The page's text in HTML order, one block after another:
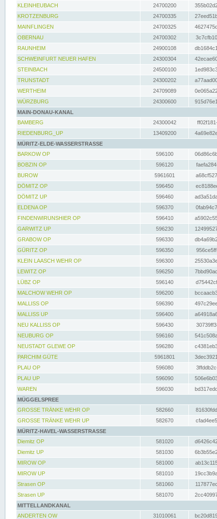
KLEINHEUBACH 24700200
KROTZENBURG
24700335
MAINFLINGEN
24700325
OBERNAU
24700302
RAUNHEIM
24900108
SCHWEINFURT NEUER HAFEN
24300304
STEINBACH
24500100
TRUNSTADT
24300202
WERTHEIM
24709089
WÜRZBURG
24300600
MAIN-DONAU-KANAL
BAMBERG
24300042
RIEDENBURG_UP
13409200
MÜRITZ-ELDE-WASSERSTRASSE
BARKOW OP
596100
BOBZIN OP
596120
BUROW
5961601
DÖMITZ OP
596450
DÖMITZ UP
596460
ELDENA OP
596370
FINDENWIRUNSHIER OP
596410
GARWITZ UP
596230
GRABOW OP
596330
GÜRITZ OP
596350
KLEIN LAASCH WEHR OP
596300
LEWITZ OP
596250
LÜBZ OP
596140
MALCHOW WEHR OP
596200
MALLISS OP
596390
MALLISS UP
596400
NEU KALLISS OP
596430
NEUBURG OP
596160
NEUSTADT GLEWE OP
596280
PARCHIM GÜTE
5961801
PLAU OP
596080
PLAU UP
596090
WAREN
596030
MÜGGELSPREE
GROSSE TRÄNKE WEHR OP
582660
GROSSE TRÄNKE WEHR UP
582670
MÜRITZ-HAVEL-WASSERSTRASSE
Diemitz OP
581020
Diemitz UP
581030
MIROW OP
581000
MIROW UP
581010
Strasen OP
581060
Strasen UP
581070
MITTELLANDKANAL
ANDERTEN OW
31010061